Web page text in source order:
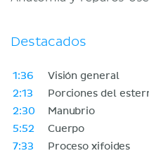
Destacados
1:36
Visión general
2:13
Porciones del
2:30
Manubrio
5:52
Cuerpo
7:33
Proceso xifoides